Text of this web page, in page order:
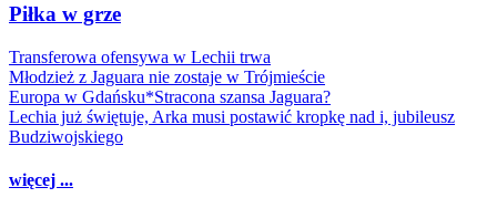
Piłka w grze
Transferowa ofensywa w Lechii trwa
Młodzież z Jaguara nie zostaje w Trójmieście
Europa w Gdańsku*Stracona szansa Jaguara?
Lechia już świętuje, Arka musi postawić kropkę nad i, jubileusz
Budziwojskiego
więcej ...